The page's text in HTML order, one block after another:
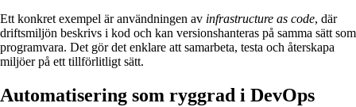
Ett konkret exempel är användningen av infrastructure as code, där
driftsmiljön beskrivs i kod och kan versionshanteras på samma sätt som
programvara. Det gör det enklare att samarbeta, testa och återskapa
miljöer på ett tillförlitligt sätt.
Automatisering som ryggrad i DevOps